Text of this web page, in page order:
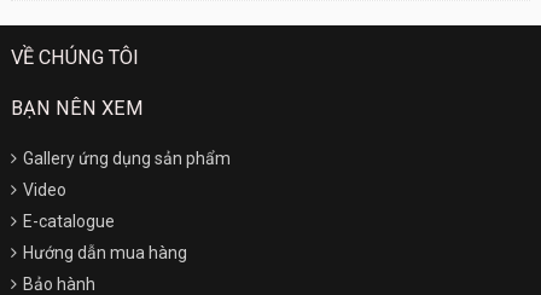
VỀ CHÚNG TÔI
BẠN NÊN XEM
Gallery ứng dụng sản phẩm
Video
E-catalogue
Hướng dẫn mua hàng
Bảo hành